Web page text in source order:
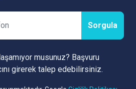
Sorgula
musunuz? Başvuru
girerek talep edebilirsiniz.